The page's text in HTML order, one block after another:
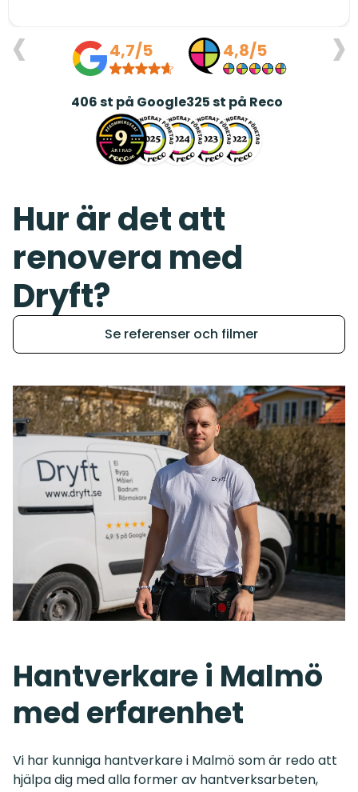
‹ ›
4,7/5
406st på Google
4,8/5
325st på Reco
Hur är det att
renovera med
Dryft?
Se referenser och filmer
Hantverkare i Malmö
med erfarenhet
Vi har kunniga hantverkare i Malmö som är redo att
hjälpa dig med alla former av hantverksarbeten,